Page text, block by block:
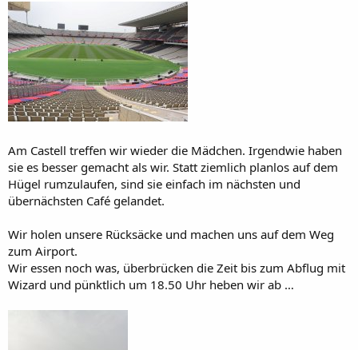
Am Castell treffen wir wieder die Mädchen. Irgendwie haben
sie es besser gemacht als wir. Statt ziemlich planlos auf dem
Hügel rumzulaufen, sind sie einfach im nächsten und
übernächsten Café gelandet.
Wir holen unsere Rücksäcke und machen uns auf dem Weg
zum Airport.
Wir essen noch was, überbrücken die Zeit bis zum Abflug mit
Wizard und pünktlich um 18.50 Uhr heben wir ab …